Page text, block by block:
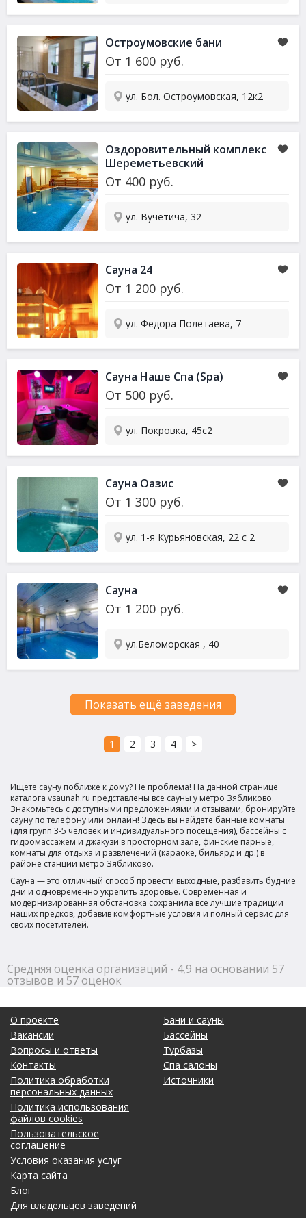
Остроумовские бани
От 1 600 руб.
ул. Бол. Остроумовская, 12к2
Оздоровительный комплекс
Шереметьевский
От 400 руб.
ул. Вучетича, 32
Сауна 24
От 1 200 руб.
ул. Федора Полетаева, 7
Сауна Наше Спа (Spa)
От 500 руб.
ул. Покровка, 45с2
Сауна Оазис
От 1 300 руб.
ул. 1-я Курьяновская, 22 с 2
Сауна
От 1 200 руб.
ул.Беломорская , 40
Показать ещё заведения
1 2 3 4 >
Ищете сауну поближе к дому? Не проблема! На данной странице
каталога vsaunah.ru представлены все сауны у метро Зябликово.
Знакомьтесь с доступными предложениями и отзывами, бронируйте
сауну по телефону или онлайн! Здесь вы найдете банные комнаты
(для групп 3-5 человек и индивидуального посещения), бассейны с
гидромассажем и джакузи в просторном зале, финские парные,
комнаты для отдыха и развлечений (караоке, бильярд и др.) в
районе станции метро Зябликово.
Сауна — это отличный способ провести выходные, разбавить будние
дни и одновременно укрепить здоровье. Современная и
модернизированная обстановка сохранила все лучшие традиции
наших предков, добавив комфортные условия и полный сервис для
своих посетителей.
Средняя оценка организаций - 4,9 на основании 57
отзывов и 57 оценок
О проекте
Вакансии
Вопросы и ответы
Контакты
Политика обработки
персональных данных
Политика использования
файлов cookies
Пользовательское
соглашение
Условия оказания услуг
Карта сайта
Блог
Для владельцев заведений
Бани и сауны
Бассейны
Турбазы
Спа салоны
Источники